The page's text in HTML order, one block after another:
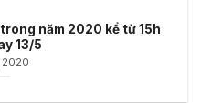
năm 2020 kể từ 15h
13/5
2020